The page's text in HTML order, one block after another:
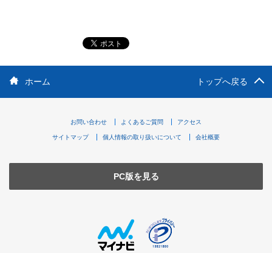
ホーム トップへ戻る
お問い合わせ よくあるご質問 アクセス
サイトマップ 個人情報の取り扱いについて 会社概要
PC版を見る